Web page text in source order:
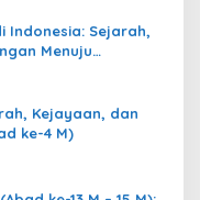
Indonesia: Sejarah,
Menuju
Kejayaan, dan
ke-4 M)